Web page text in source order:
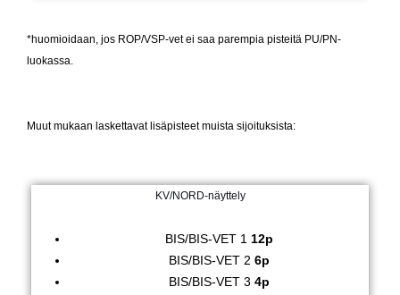
*huomioidaan, jos ROP/VSP-vet ei saa parempia pisteitä PU/PN-
luokassa.
Muut mukaan laskettavat lisäpisteet muista sijoituksista:
KV/NORD-näyttely
BIS/BIS-VET 1 12p
BIS/BIS-VET 2 6p
BIS/BIS-VET 3 4p